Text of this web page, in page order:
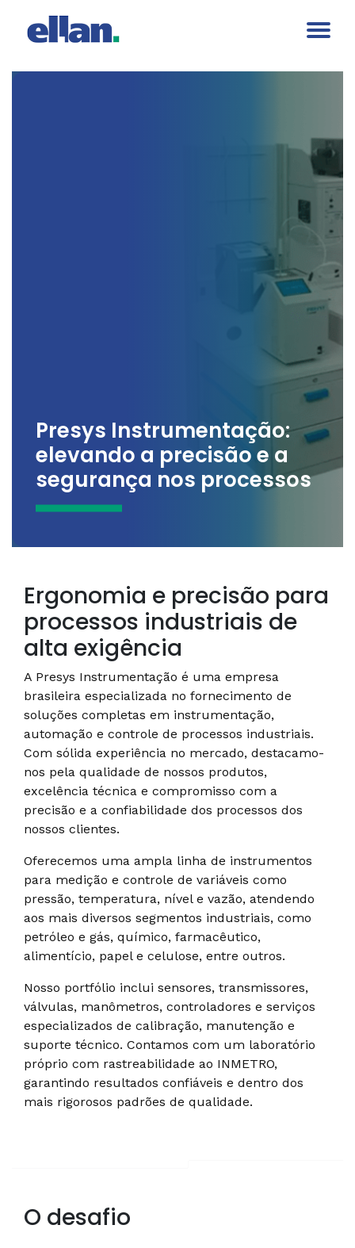
Presys Instrumentação:
elevando a precisão e a
segurança nos processos
Ergonomia e precisão para
processos industriais de
alta exigência
A Presys Instrumentação é uma empresa
brasileira especializada no fornecimento de
soluções completas em instrumentação,
automação e controle de processos industriais.
Com sólida experiência no mercado, destacamo-
nos pela qualidade de nossos produtos,
excelência técnica e compromisso com a
precisão e a confiabilidade dos processos dos
nossos clientes.
Oferecemos uma ampla linha de instrumentos
para medição e controle de variáveis como
pressão, temperatura, nível e vazão, atendendo
aos mais diversos segmentos industriais, como
petróleo e gás, químico, farmacêutico,
alimentício, papel e celulose, entre outros.
Nosso portfólio inclui sensores, transmissores,
válvulas, manômetros, controladores e serviços
especializados de calibração, manutenção e
suporte técnico. Contamos com um laboratório
próprio com rastreabilidade ao INMETRO,
garantindo resultados confiáveis e dentro dos
mais rigorosos padrões de qualidade.
O desafio